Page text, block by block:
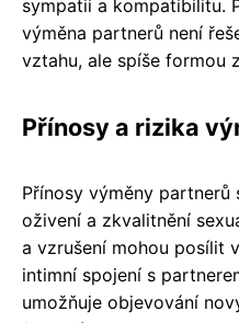
sympatii a kompatibilitu.
výměna partnerů není
vztahu, ale spíše formou
Přínosy a rizika
Přínosy výměny
oživení a zkvalitnění
a vzrušení mohou posílit
intimní spojení s
umožňuje objevování